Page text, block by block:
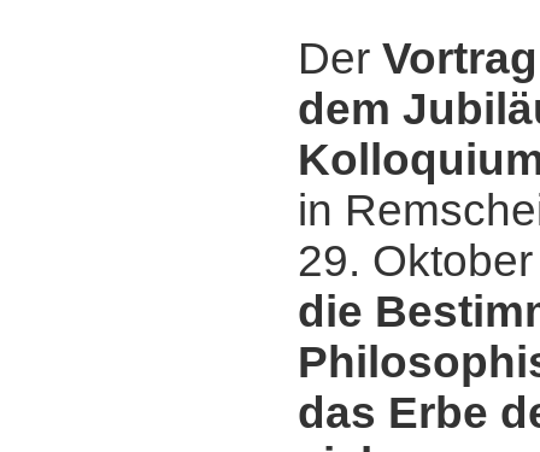
Der Vortrag
dem
in
29.
die
das Erbe